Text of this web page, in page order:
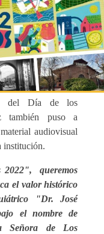
del Día de los
también puso a
audiovisual
institución.
2022", queremos
el valor histórico
"Dr. José
el nombre de
Señora de Los